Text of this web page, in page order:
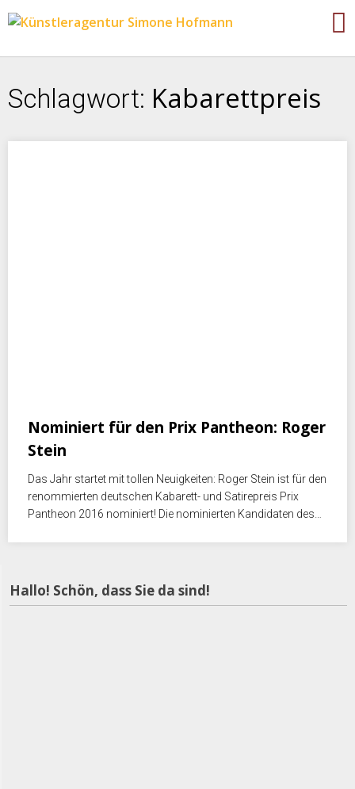
Schlagwort: Kabarettpreis
Nominiert für den Prix Pantheon: Roger
Stein
Das Jahr startet mit tollen Neuigkeiten: Roger Stein ist für den
renommierten deutschen Kabarett- und Satirepreis Prix
Pantheon 2016 nominiert! Die nominierten Kandidaten des…
Hallo! Schön, dass Sie da sind!